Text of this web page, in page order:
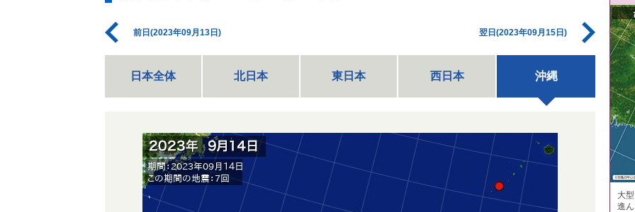
前日(2023年09月13日) 翌日(2023年09月15日)
日本全体 北日本 東日本 西日本 沖縄
大
進